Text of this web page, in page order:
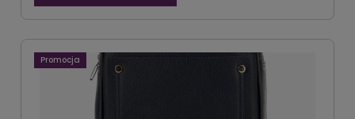
Promocja